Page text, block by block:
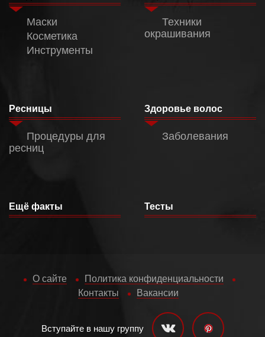
Маски
Косметика
Инструменты
Техники
окрашивания
Ресницы
Процедуры для
ресниц
Здоровье волос
Заболевания
Ещё факты Тесты
О сайте
Политика конфиденциальности
Контакты
Вакансии
Вступайте в нашу группу